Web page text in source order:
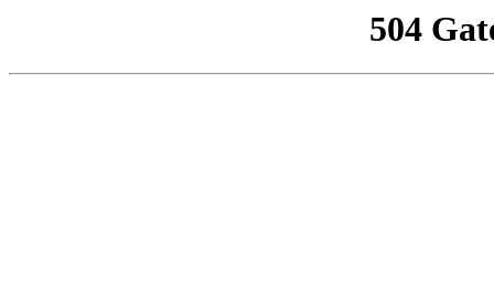
504